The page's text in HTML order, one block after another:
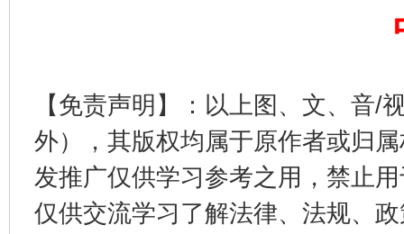
【免责声明】：以上图、文、音/
外），其版权均属于原作者或归
发推广仅供学习参考之用，禁止
仅供交流学习了解法律、法规、